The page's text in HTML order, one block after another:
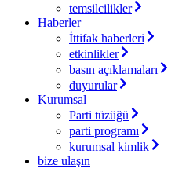
temsilcilikler
Haberler
İttifak haberleri
etkinlikler
basın açıklamaları
duyurular
Kurumsal
Parti tüzüğü
parti programı
kurumsal kimlik
bize ulaşın